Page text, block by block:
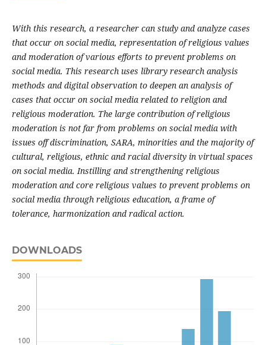
With this research, a researcher can study and analyze cases
that occur on social media, representation of religious values
and moderation of various efforts to prevent problems on
social media. This research uses library research analysis
methods and digital observation to deepen an analysis of
cases that occur on social media related to religion and
religious moderation. The large contribution of religious
moderation is not far from problems on social media with
issues off discrimination, SARA, minorities and the majority of
cultural, religious, ethnic and racial diversity in virtual spaces
on social media. Instilling and strengthening religious
moderation and core religious values to prevent problems on
social media through religious education, a frame of
tolerance, harmonization and radical action.
DOWNLOADS